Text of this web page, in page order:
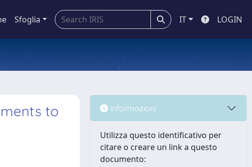
Sfoglia IT LOGIN
to
Informazioni
Utilizza questo identificativo per
citare o creare un link a questo
documento: